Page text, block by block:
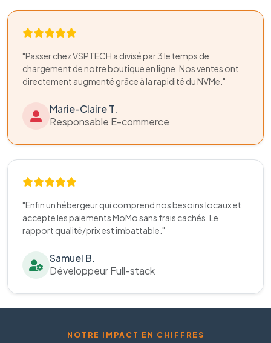
"Passer chez VSPTECH a divisé par 3 le temps de
chargement de notre boutique en ligne. Nos ventes ont
directement augmenté grâce à la rapidité du NVMe."
Marie-Claire T.
Responsable E-commerce
"Enfin un hébergeur qui comprend nos besoins locaux et
accepte les paiements MoMo sans frais cachés. Le
rapport qualité/prix est imbattable."
Samuel B.
Développeur Full-stack
NOTRE IMPACT EN CHIFFRES